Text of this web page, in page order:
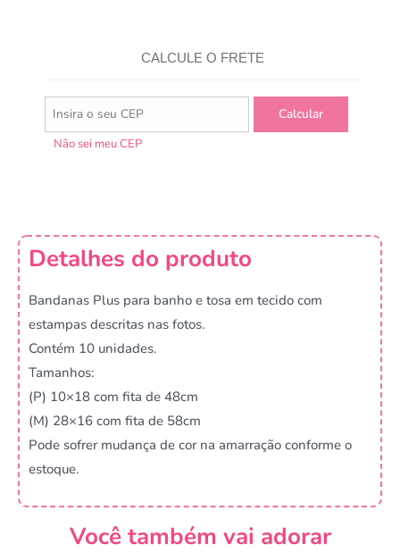
CALCULE O FRETE
Não sei meu CEP
Detalhes do produto
Bandanas Plus para banho e tosa em tecido com
estampas descritas nas fotos.
Contém 10 unidades.
Tamanhos:
(P) 10×18 com fita de 48cm
(M) 28×16 com fita de 58cm
Pode sofrer mudança de cor na amarração conforme o
estoque.
Você também vai adorar